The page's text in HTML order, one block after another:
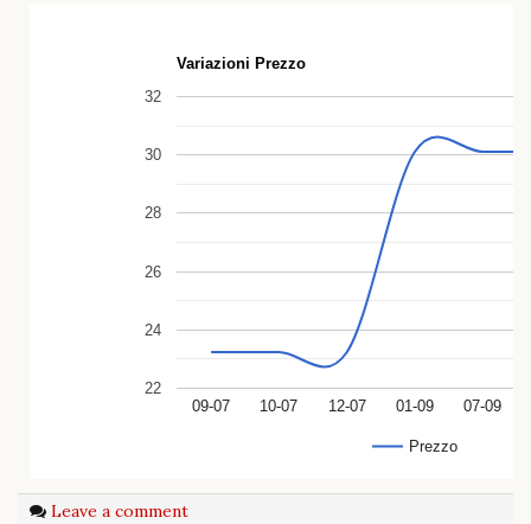
Variazioni Prezzo
Prezzo
09-07 10-07 12-07 01-09 07-09
22
24
26
28
30
32
Leave a comment